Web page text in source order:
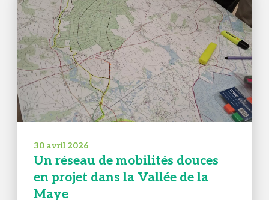
30 avril 2026
Un réseau de mobilités douces
en projet dans la Vallée de la
Maye